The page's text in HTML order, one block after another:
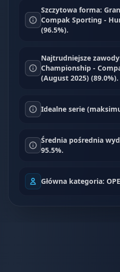
Szczytowa forma:
Compak Sporting -
(96.5%).
Najtrudniejsze
Championship -
(August 2025) (89.0%).
Idealne serie
Średnia pośrednia
95.5%.
Główna kategoria: